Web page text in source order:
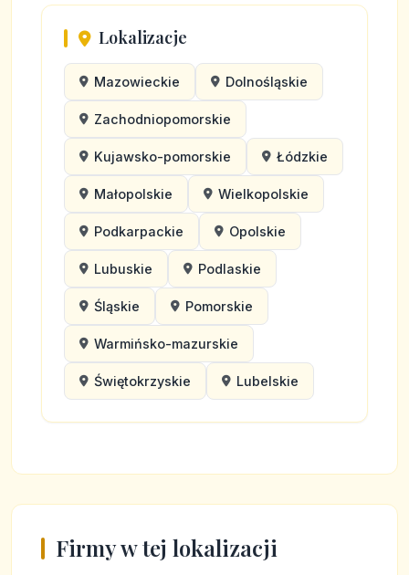
Lokalizacje
Mazowieckie Dolnośląskie
Zachodniopomorskie
Kujawsko-pomorskie Łódzkie
Małopolskie Wielkopolskie
Podkarpackie Opolskie
Lubuskie Podlaskie
Śląskie Pomorskie
Warmińsko-mazurskie
Świętokrzyskie Lubelskie
Firmy w tej lokalizacji